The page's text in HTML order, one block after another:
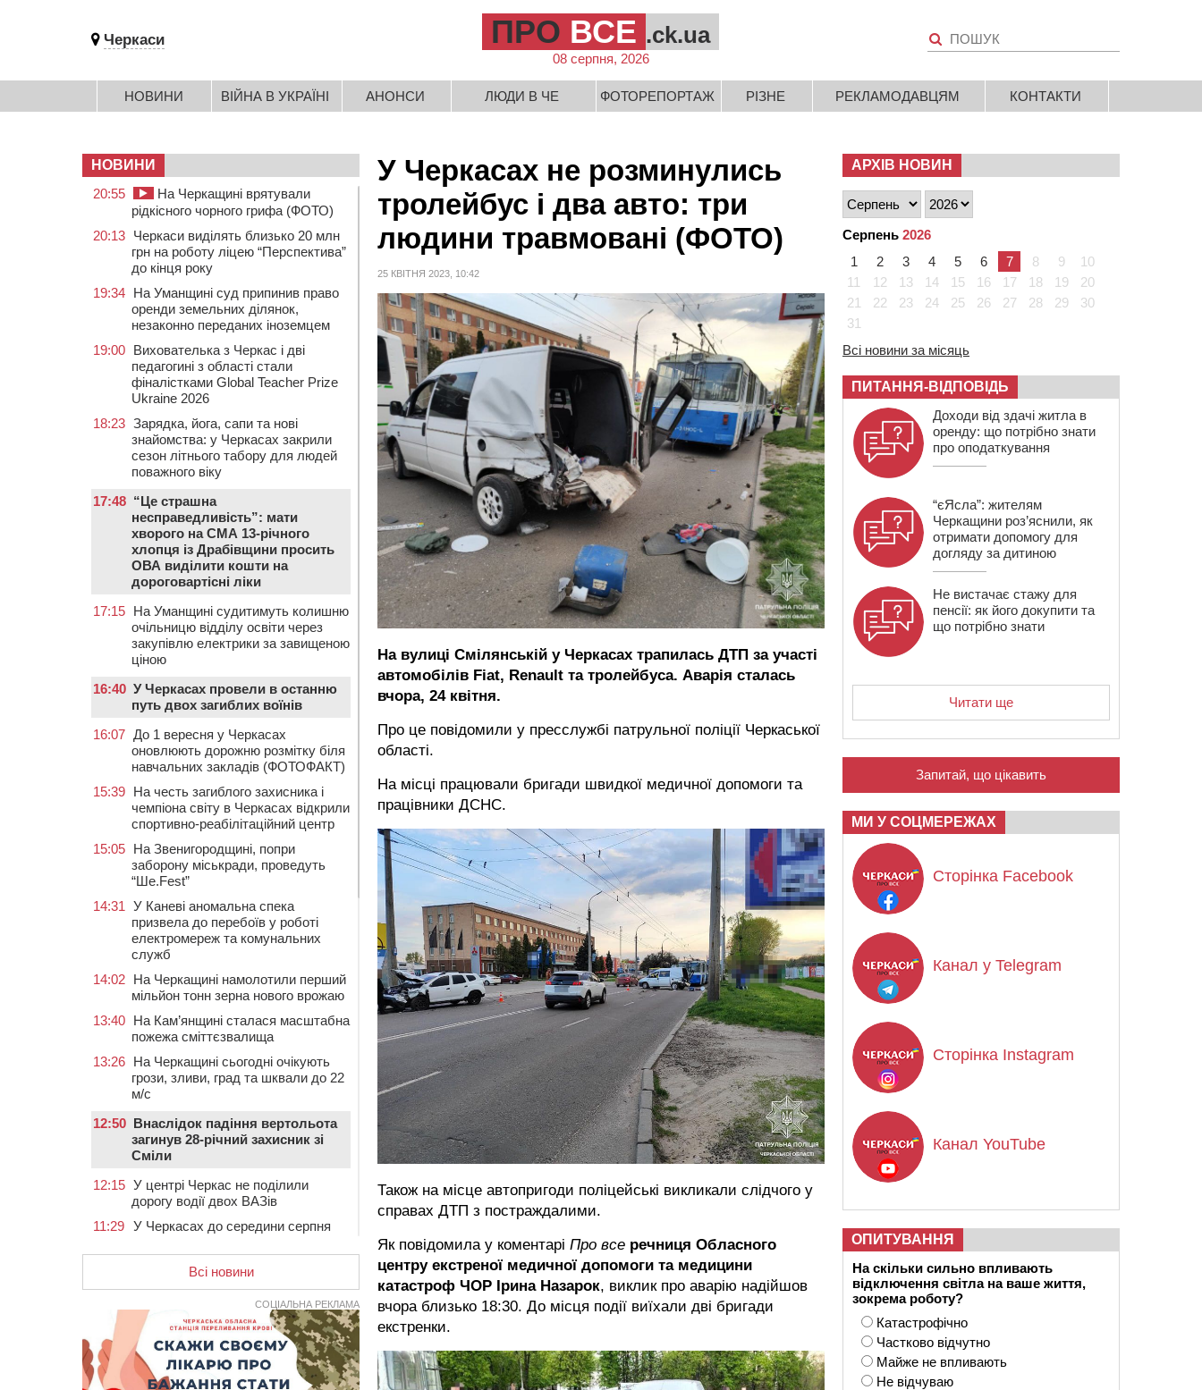
Черкаси ПРО ВСЕ .ck.ua
08 серпня, 2026
НОВИНИ ВІЙНА В УКРАЇНІ АНОНСИ ЛЮДИ В ЧЕ ФОТОРЕПОРТАЖ РІЗНЕ РЕКЛАМОДАВЦЯМ КОНТАКТИ
У Черкасах не розминулись
тролейбус і два авто: три
людини травмовані (ФОТО)
25 КВІТНЯ 2023, 10:42
На вулиці Смілянській у Черкасах трапилась ДТП за участі
автомобілів Fiat, Renault та тролейбуса. Аварія сталась
вчора, 24 квітня.
Про це повідомили у пресслужбі патрульної поліції Черкаської
області.
На місці працювали бригади швидкої медичної допомоги та
працівники ДСНС.
Також на місце автопригоди поліцейські викликали слідчого у
справах ДТП з постраждалими.
Як повідомила у коментарі Про все речниця Обласного
центру екстреної медичної допомоги та медицини
катастроф ЧОР Ірина Назарок, виклик про аварію надійшов
вчора близько 18:30. До місця події виїхали дві бригади
екстренки.
НОВИНИ
20:55
На Черкащині врятували
рідкісного чорного грифа (ФОТО)
20:13 Черкаси виділять близько 20 млн
грн на роботу ліцею “Перспектива”
до кінця року
19:34 На Уманщині суд припинив право
оренди земельних ділянок,
незаконно переданих іноземцем
19:00 Вихователька з Черкас і дві
педагогині з області стали
фіналістками Global Teacher Prize
Ukraine 2026
18:23 Зарядка, йога, сапи та нові
знайомства: у Черкасах закрили
сезон літнього табору для людей
поважного віку
17:48 “Це страшна
несправедливість”: мати
хворого на СМА 13-річного
хлопця із Драбівщини просить
ОВА виділити кошти на
дороговартісні ліки
17:15 На Уманщині судитимуть колишню
очільницю відділу освіти через
закупівлю електрики за завищеною
ціною
16:40 У Черкасах провели в останню
путь двох загиблих воїнів
16:07 До 1 вересня у Черкасах
оновлюють дорожню розмітку біля
навчальних закладів (ФОТОФАКТ)
15:39 На честь загиблого захисника і
чемпіона світу в Черкасах відкрили
спортивно-реабілітаційний центр
15:05 На Звенигородщині, попри
заборону міськради, проведуть
“Ше.Fest”
14:31 У Каневі аномальна спека
призвела до перебоїв у роботі
електромереж та комунальних
служб
14:02 На Черкащині намолотили перший
мільйон тонн зерна нового врожаю
13:40 На Кам’янщині сталася масштабна
пожежа сміттєзвалища
13:26 На Черкащині сьогодні очікують
грози, зливи, град та шквали до 22
м/с
12:50 Внаслідок падіння вертольота
загинув 28-річний захисник зі
Сміли
12:15 У центрі Черкас не поділили
дорогу водії двох ВАЗів
11:29 У Черкасах до середини серпня
вулицях
збільшилась уп’ятеро з початку
повномасштабної війни
10:15
У Черкасах водій Audi Q5
спричинив аварію, не пропустивши
інший кросовер
Всі новини
СОЦІАЛЬНА РЕКЛАМА
АРХІВ НОВИН
Серпень 2026
1
2 3 4 5 6 7 8 9
10
11
12 13 14 15 16 17 18 19
20
21
22 23 24 25 26 27 28 29
30
31
Всі новини за місяць
ПИТАННЯ-ВІДПОВІДЬ
Доходи від здачі житла в
оренду: що потрібно знати
про оподаткування
“єЯсла”: жителям
Черкащини роз’яснили, як
отримати допомогу для
догляду за дитиною
Не вистачає стажу для
пенсії: як його докупити та
що потрібно знати
Читати ще
Запитай, що цікавить
МИ У СОЦМЕРЕЖАХ
Сторінка Facebook
Канал у Telegram
Сторінка Instagram
Канал YouTube
ОПИТУВАННЯ
На скільки сильно впливають
відключення світла на ваше життя,
зокрема роботу?
Катастрофічно
Частково відчутно
Майже не впливають
Не відчуваю